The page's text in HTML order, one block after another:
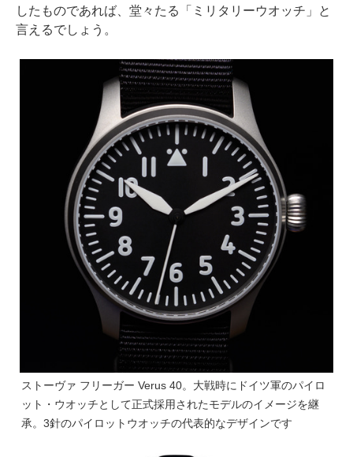
したものであれば、堂々たる「ミリタリーウオッチ」と
言えるでしょう。
ストーヴァ フリーガー Verus 40。大戦時にドイツ軍のパイロ
ット・ウオッチとして正式採用されたモデルのイメージを継
承。3針のパイロットウオッチの代表的なデザインです